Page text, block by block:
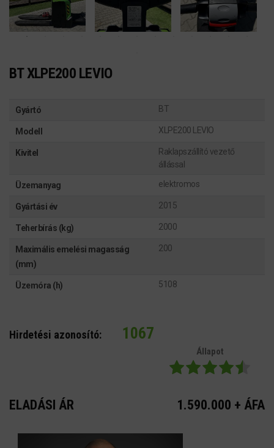
BT XLPE200 LEVIO
Gyártó BT
Modell XLPE200 LEVIO
Kivitel
Raklapszállító vezető
állással
Üzemanyag elektromos
Gyártási év 2015
Teherbírás (kg) 2000
Maximális emelési magasság
(mm)
200
Üzemóra (h) 5108
Hirdetési azonosító: 1067
Állapot
ELADÁSI ÁR 1.590.000 + ÁFA